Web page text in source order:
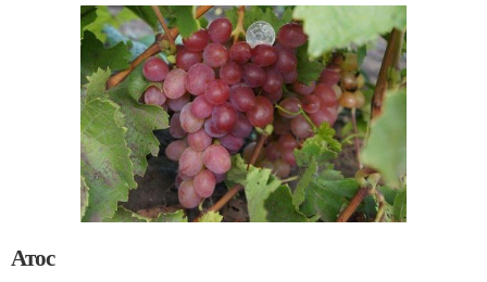
Атос